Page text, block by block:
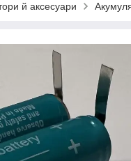
й аксесуари